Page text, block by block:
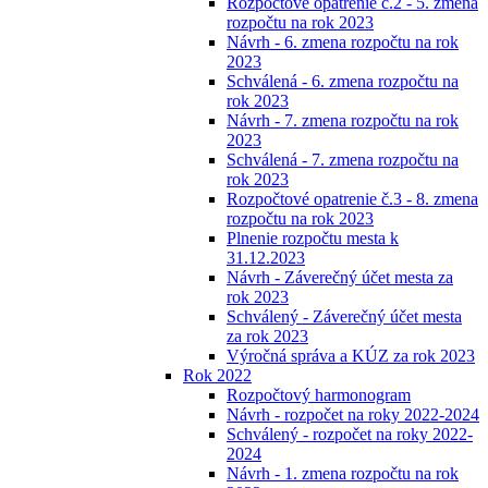
rozpočtu na rok 2023
Návrh - 6. zmena rozpočtu na rok
2023
Schválená - 6. zmena rozpočtu na
rok 2023
Návrh - 7. zmena rozpočtu na rok
2023
Schválená - 7. zmena rozpočtu na
rok 2023
Rozpočtové opatrenie č.3 - 8. zmena
rozpočtu na rok 2023
Plnenie rozpočtu mesta k
31.12.2023
Návrh - Záverečný účet mesta za
rok 2023
Schválený - Záverečný účet mesta
za rok 2023
Výročná správa a KÚZ za rok 2023
Rok 2022
Rozpočtový harmonogram
Návrh - rozpočet na roky 2022-2024
Schválený - rozpočet na roky 2022-
2024
Návrh - 1. zmena rozpočtu na rok